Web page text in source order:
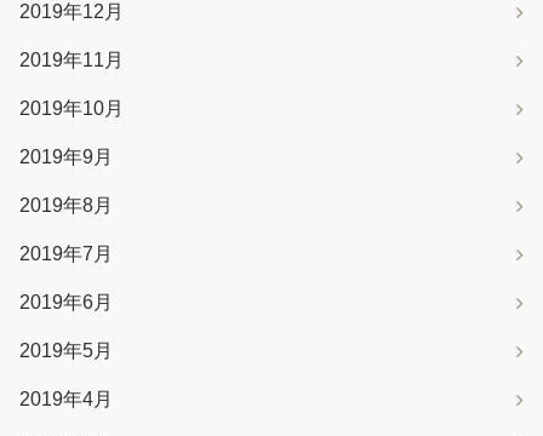
2019年12月
2019年11月
2019年10月
2019年9月
2019年8月
2019年7月
2019年6月
2019年5月
2019年4月